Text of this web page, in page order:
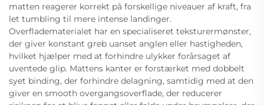
matten reagerer korrekt på forskellige niveauer af kraft, fra
let tumbling til mere intense landinger.
Overfladematerialet har en specialiseret teksturermønster,
der giver konstant greb uanset anglen eller hastigheden,
hvilket hjælper med at forhindre ulykker forårsaget af
uventede glip. Mattens kanter er forstærket med dobbelt
syet binding, der forhindre delagning, samtidig med at den
giver en smooth overgangsoverflade, der reducerer